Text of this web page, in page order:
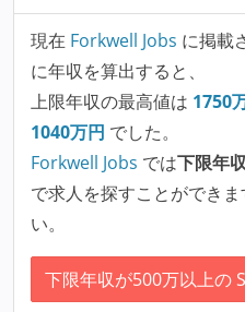
現在 Forkwell Jobs に掲載
に年収を算出すると、
上限年収の最高値は 1750
1040万円 でした。
Forkwell Jobs では下限年
で求人を探すことができ
い。
下限年収が500万以上の